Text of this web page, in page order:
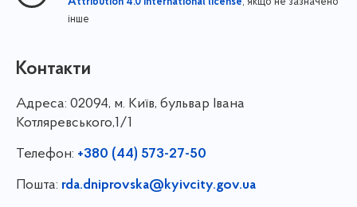
інше
Контакти
Адреса: 02094, м. Київ, бульвар Івана
Котляревського,1/1
Телефон: +380 (44) 573-27-50
Пошта: rda.dniprovska@kyivcity.gov.ua